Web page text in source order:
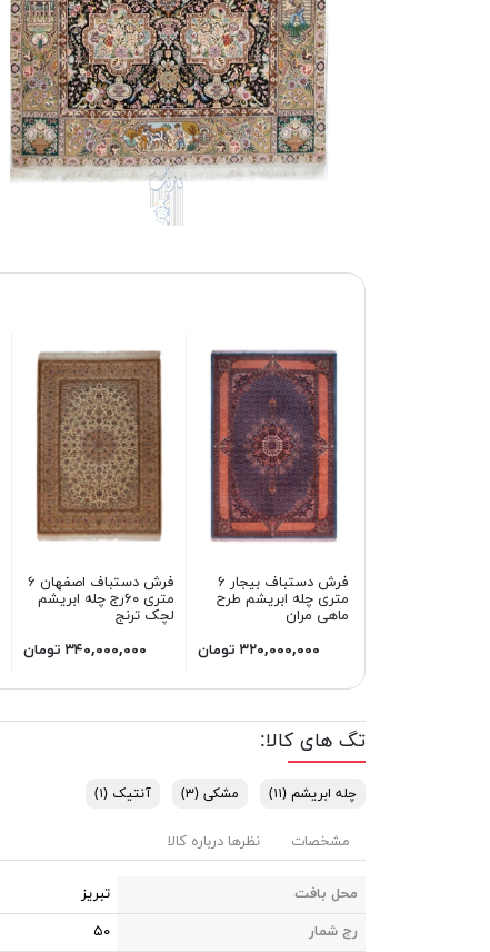
فرش دستباف بیجار ۶
متری چله ابریشم طرح
ماهی مران
۳۲۰,۰۰۰,۰۰۰ تومان
فرش دستباف اصفهان ۶
متری ۶۰رج چله ابریشم
لچک ترنج
۳۴۰,۰۰۰,۰۰۰ تومان
تگ های کالا:
چله ابریشم(۱۱) مشکی(۳) آنتیک(۱)
مشخصات نظرها درباره کالا
محل بافت
تبریز
رج شمار
۵۰